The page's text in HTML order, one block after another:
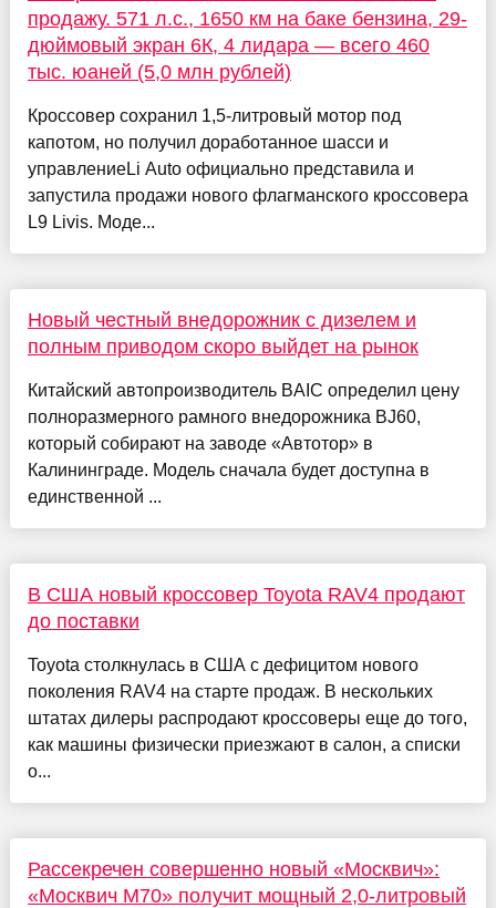
продажу. 571 л.с., 1650 км на баке бензина, 29-
дюймовый экран 6К, 4 лидара — всего 460
тыс. юаней (5,0 млн рублей)
Кроссовер сохранил 1,5-литровый мотор под
капотом, но получил доработанное шасси и
управлениеLi Auto официально представила и
запустила продажи нового флагманского кроссовера
L9 Livis. Моде...
Новый честный внедорожник с дизелем и
полным приводом скоро выйдет на рынок
Китайский автопроизводитель BAIC определил цену
полноразмерного рамного внедорожника BJ60,
который собирают на заводе «Автотор» в
Калининграде. Модель сначала будет доступна в
единственной ...
В США новый кроссовер Toyota RAV4 продают
до поставки
Toyota столкнулась в США с дефицитом нового
поколения RAV4 на старте продаж. В нескольких
штатах дилеры распродают кроссоверы еще до того,
как машины физически приезжают в салон, а списки
о...
Рассекречен совершенно новый «Москвич»:
«Москвич M70» получит мощный 2,0-литровый